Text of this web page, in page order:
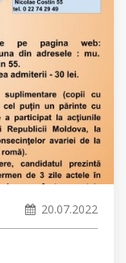
20.07.2022